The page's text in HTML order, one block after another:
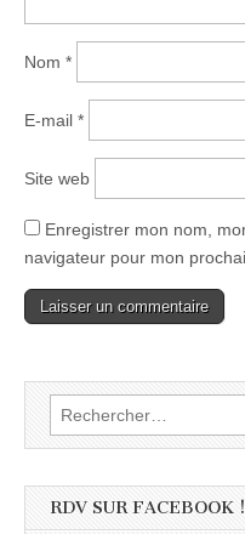
Nom *
E-mail *
Site web
Enregistrer mon nom,
navigateur pour mon
Rechercher :
RDV SUR FACEBOOK !